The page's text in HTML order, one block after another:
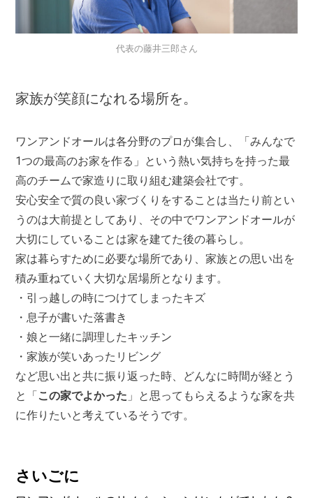
代表の藤井三郎さん
家族が笑顔になれる場所を。
ワンアンドオールは各分野のプロが集合し、「みんなで
1つの最高のお家を作る」という熱い気持ちを持った最
高のチームで家造りに取り組む建築会社です。
安心安全で質の良い家づくりをすることは当たり前とい
うのは大前提としてあり、その中でワンアンドオールが
大切にしていることは家を建てた後の暮らし。
家は暮らすために必要な場所であり、家族との思い出を
積み重ねていく大切な居場所となります。
・引っ越しの時につけてしまったキズ
・息子が書いた落書き
・娘と一緒に調理したキッチン
・家族が笑いあったリビング
など思い出と共に振り返った時、どんなに時間が経とう
と「この家でよかった 」と思ってもらえるような家を共
に作りたいと考えているそうです。
さいごに